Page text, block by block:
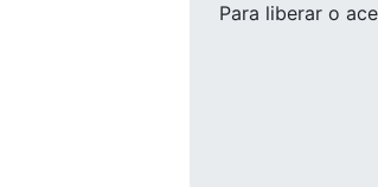
Para liberar o